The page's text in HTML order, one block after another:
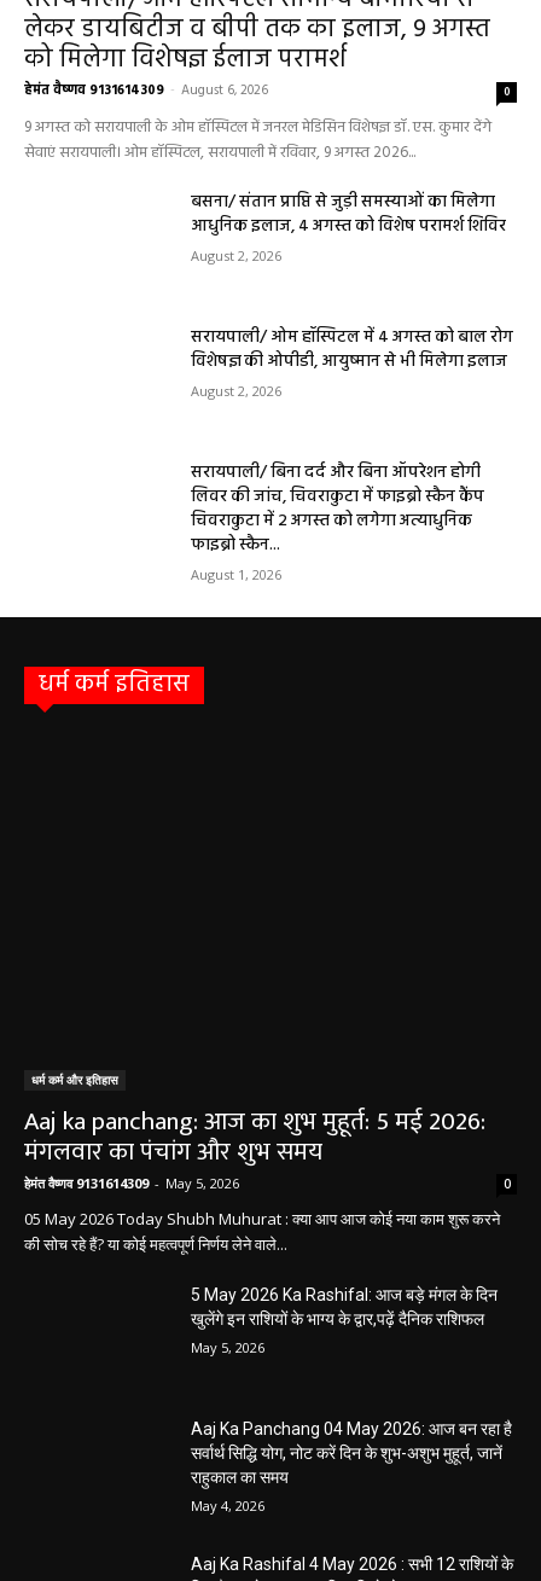
लेकर डायबिटीज व बीपी तक का इलाज, 9 अगस्त
को मिलेगा विशेषज्ञ ईलाज परामर्श
हेमंत वैष्णव 9131614309 - August 6, 2026 0
9 अगस्त को सरायपाली के ओम हॉस्पिटल में जनरल मेडिसिन विशेषज्ञ डॉ. एस. कुमार देंगे
सेवाएं सरायपाली। ओम हॉस्पिटल, सरायपाली में रविवार, 9 अगस्त 2026...
बसना/ संतान प्राप्ति से जुड़ी समस्याओं का मिलेगा
आधुनिक इलाज, 4 अगस्त को विशेष परामर्श शिविर
August 2, 2026
सरायपाली/ ओम हॉस्पिटल में 4 अगस्त को बाल रोग
विशेषज्ञ की ओपीडी, आयुष्मान से भी मिलेगा इलाज
August 2, 2026
सरायपाली/ बिना दर्द और बिना ऑपरेशन होगी
लिवर की जांच, चिवराकुटा में फाइब्रो स्कैन कैंप
चिवराकुटा में 2 अगस्त को लगेगा अत्याधुनिक
फाइब्रो स्कैन...
August 1, 2026
धर्म कर्म इतिहास
धर्म कर्म और इतिहास
Aaj ka panchang: आज का शुभ मुहूर्त: 5 मई 2026:
मंगलवार का पंचांग और शुभ समय
हेमंत वैष्णव 9131614309 - May 5, 2026 0
05 May 2026 Today Shubh Muhurat : क्या आप आज कोई नया काम शुरू करने
की सोच रहे हैं? या कोई महत्वपूर्ण निर्णय लेने वाले...
5 May 2026 Ka Rashifal: आज बड़े मंगल के दिन
खुलेंगे इन राशियों के भाग्य के द्वार,पढ़ें दैनिक राशिफल
May 5, 2026
Aaj Ka Panchang 04 May 2026: आज बन रहा है
सर्वार्थ सिद्धि योग, नोट करें दिन के शुभ-अशुभ मुहूर्त, जानें
राहुकाल का समय
May 4, 2026
Aaj Ka Rashifal 4 May 2026 : सभी 12 राशियों के